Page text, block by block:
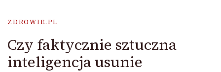
ZDROWIE.PL
Czy faktycznie sztuczna
inteligencja usunie